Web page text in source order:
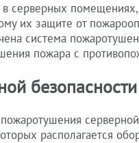
серверных
их защите от
система
пожара с
безопасности
располагается